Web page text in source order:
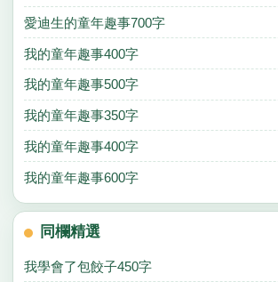
愛迪生的童年趣事700字
我的童年趣事400字
我的童年趣事500字
我的童年趣事350字
我的童年趣事400字
我的童年趣事600字
同欄精選
我學會了包餃子450字